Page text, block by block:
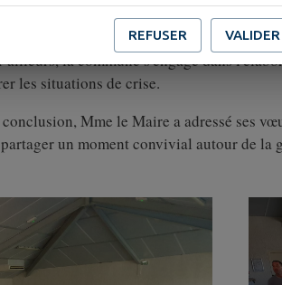
la végétalisation des espaces publics
ailleurs, la commune s'engage dans
les situations de crise.
Mme le Maire a adressé ses
un moment convivial autour de la
REFUSER